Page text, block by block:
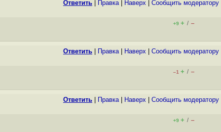
Ответить Правка| Наверх Cообщить модератору
+9 + / –
Ответить Правка| Наверх Cообщить модератору
–1 + / –
Ответить Правка| Наверх Cообщить модератору
+9 + / –